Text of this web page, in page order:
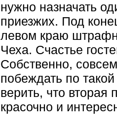
нужно назначать
приезжих. Под
левом краю
Чеха. Счастье
Собственно,
побеждать по
верить, что вторая
красочно и